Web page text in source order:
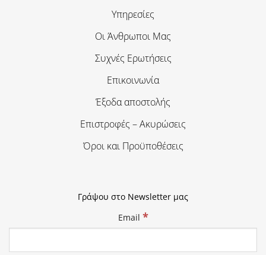
Υπηρεσίες
Οι Άνθρωποι Μας
Συχνές Ερωτήσεις
Επικοινωνία
Έξοδα αποστολής
Επιστροφές – Ακυρώσεις
Όροι και Προϋποθέσεις
Γράψου στο Newsletter μας
Email *